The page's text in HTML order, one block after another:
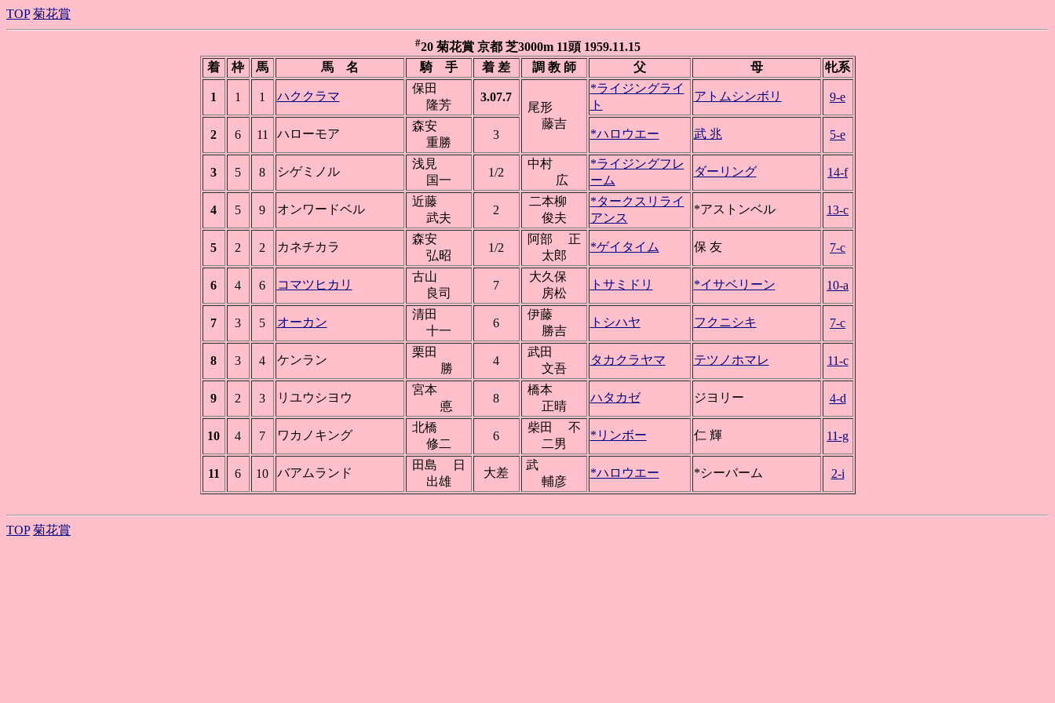
TOP 菊花賞
#20 菊花賞 京都 芝3000m 11頭 1959.11.15
着
枠 馬 馬 名 騎 手 着 差 調 教 師 父 母 牝系
1 1 1 ハククラマ
保田
隆芳
3.07.7
尾形
藤吉
*ライジングライ
ト
アトムシンボリ 9-e
2 6 11 ハローモア
森安
重勝
3 *ハロウエー 武 兆 5-e
3 5 8 シゲミノル
浅見
国一
1/2
中村
広
*ライジングフレ
ーム
ダーリング 14-f
4 5 9 オンワードベル
近藤
武夫
2
二本柳
俊夫
*タークスリライ
アンス
*アストンベル 13-c
5 2 2 カネチカラ
森安
弘昭
1/2
阿部 正
太郎
*ゲイタイム 保 友 7-c
6 4 6 コマツヒカリ
古山
良司
7
大久保
房松
トサミドリ *イサベリーン 10-a
7 3 5 オーカン
清田
十一
6
伊藤
勝吉
トシハヤ フクニシキ 7-c
8 3 4 ケンラン
栗田
勝
4
武田
文吾
タカクラヤマ テツノホマレ 11-c
9 2 3 リユウシヨウ
宮本
悳
8
橋本
正晴
ハタカゼ ジヨリー 4-d
10 4 7 ワカノキング
北橋
修二
6
柴田 不
二男
*リンボー 仁 輝 11-g
11 6 10 バアムランド
田島 日
出雄
大差
武
輔彦
*ハロウエー *シーバーム 2-i
TOP 菊花賞